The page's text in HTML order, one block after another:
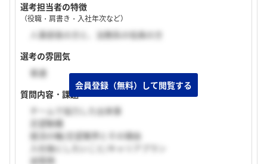
選考担当者の特徴
（役職・肩書き・入社年次など）
人事部長の方と、法務系の役員の方
選考の雰囲気
普通
質問内容・課題
チームで協力した出来事
志望動機
就活の軸/志望業界とその理由
入社後にしたいこと/キャリアプラン
逆質問